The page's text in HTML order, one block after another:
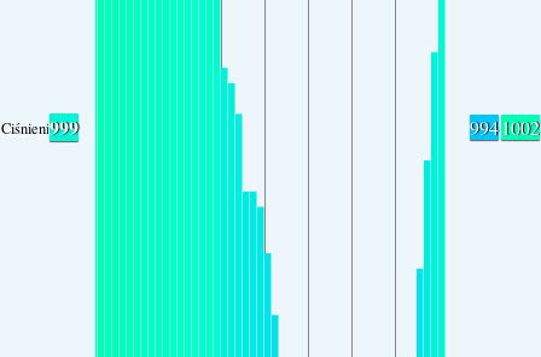
Ciśnienie999 9941002